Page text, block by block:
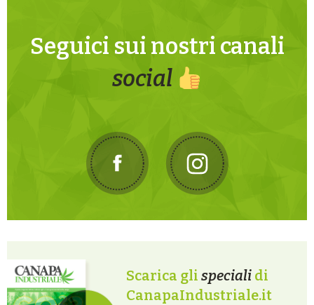
Seguici sui nostri canali
social
Scarica gli speciali di
CanapaIndustriale.it